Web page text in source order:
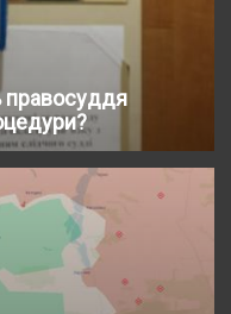
правосуддя